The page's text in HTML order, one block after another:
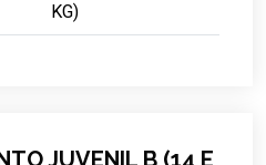
KG)
JUVENIL B (14 E